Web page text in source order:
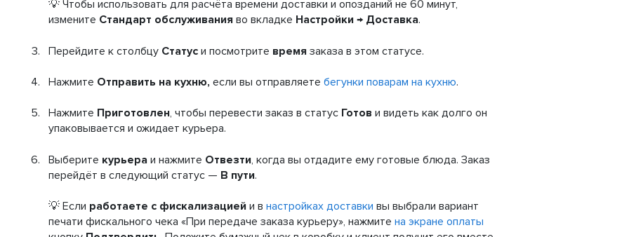
💡 Чтобы использовать для расчёта времени доставки и опозданий не 60 минут,
измените Стандарт обслуживанияво вкладке Настройки → Доставка.
Перейдите к столбцу Статуси посмотрите времязаказа в этом статусе.
Нажмите Отправить на кухню, если вы отправляете бегунки поварам на кухню.
Нажмите Приготовлен, чтобы перевести заказ в статус Готов и видеть как долго он
упаковывается и ожидает курьера.
Выберите курьераи нажмите Отвезти, когда вы отдадите ему готовые блюда. Заказ
перейдёт в следующий статус — В пути.
💡 Если работаете с фискализациейи в настройках доставки вы выбрали вариант
печати фискального чека «При передаче заказа курьеру», нажмите на экране оплаты